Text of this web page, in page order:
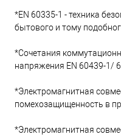
*EN 60335-1 - техника
бытового и тому
*Сочетания
напряжения EN 60439-1/
*Электромагнитная
помехозащищенность в
*Электромагнитная